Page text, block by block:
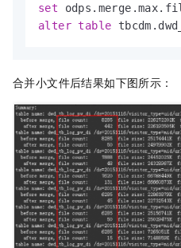
set
alter table
合并小文件后结果如下图所示：